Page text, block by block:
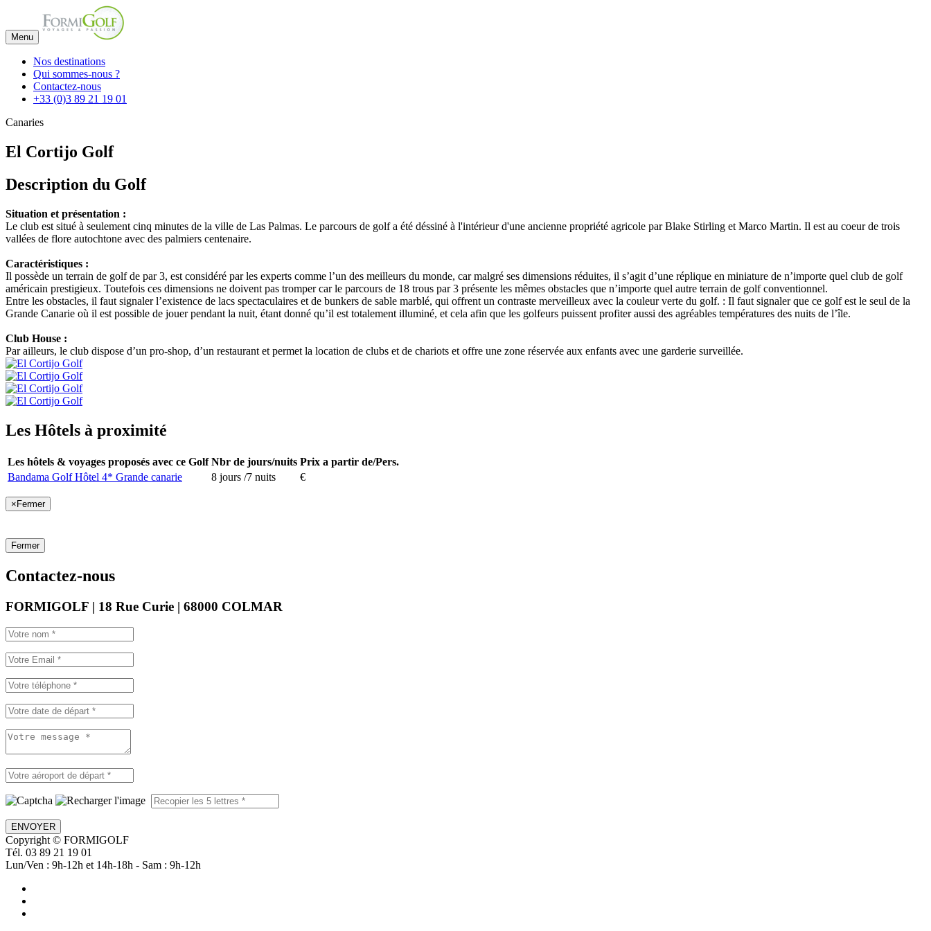
Menu
Nos destinations
Qui sommes-nous ?
Contactez-nous
+33 (0)3 89 21 19 01
Canaries
El Cortijo Golf
Description du Golf
Situation et présentation :
Le club est situé à seulement cinq minutes de la ville de Las Palmas. Le parcours de golf a été déssiné à l'intérieur d'une ancienne propriété agricole par Blake Stirling et Marco Martin. Il est au coeur de trois
vallées de flore autochtone avec des palmiers centenaire.
Caractéristiques :
Il possède un terrain de golf de par 3, est considéré par les experts comme l’un des meilleurs du monde, car malgré ses dimensions réduites, il s’agit d’une réplique en miniature de n’importe quel club de golf
américain prestigieux. Toutefois ces dimensions ne doivent pas tromper car le parcours de 18 trous par 3 présente les mêmes obstacles que n’importe quel autre terrain de golf conventionnel.
Entre les obstacles, il faut signaler l’existence de lacs spectaculaires et de bunkers de sable marblé, qui offrent un contraste merveilleux avec la couleur verte du golf. : Il faut signaler que ce golf est le seul de la
Grande Canarie où il est possible de jouer pendant la nuit, étant donné qu’il est totalement illuminé, et cela afin que les golfeurs puissent profiter aussi des agréables températures des nuits de l’île.
Club House :
Par ailleurs, le club dispose d’un pro-shop, d’un restaurant et permet la location de clubs et de chariots et offre une zone réservée aux enfants avec une garderie surveillée.
Les Hôtels à proximité
Les hôtels & voyages proposés avec ce Golf Nbr de jours/nuits Prix a partir de/Pers.
Bandama Golf Hôtel 4* Grande canarie
8 jours /7 nuits €
×Fermer
Fermer
Contactez-nous
FORMIGOLF | 18 Rue Curie | 68000 COLMAR
ENVOYER
Copyright © FORMIGOLF
Tél. 03 89 21 19 01
Lun/Ven : 9h-12h et 14h-18h - Sam : 9h-12h